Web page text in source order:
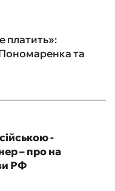
платить»:
та
-
– про на
РФ